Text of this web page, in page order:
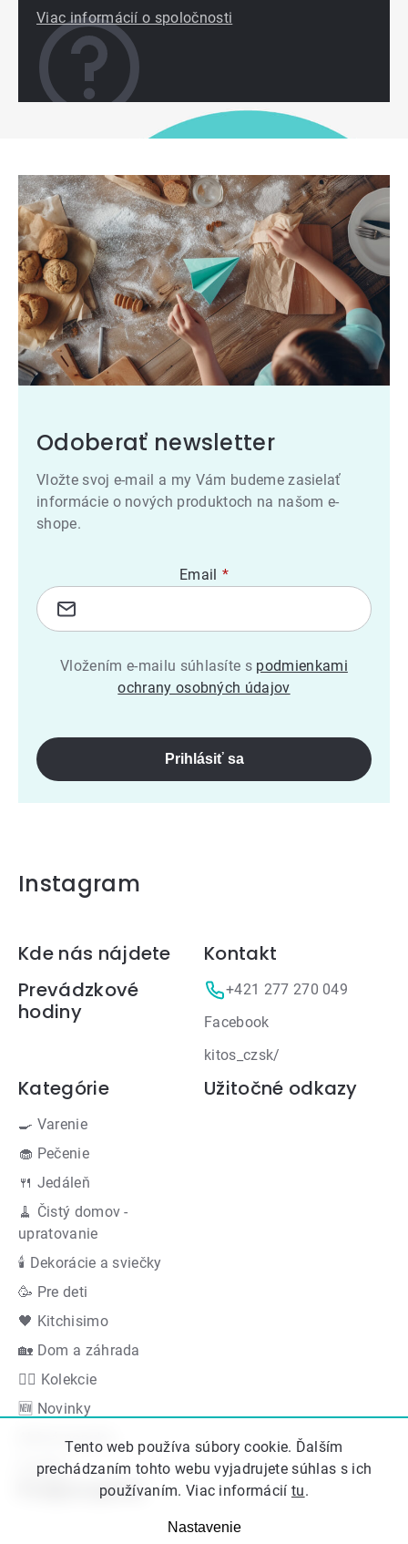
Tento web používa súbory cookie. Ďalším
prechádzaním tohto webu vyjadrujete súhlas s ich
používaním. Viac informácií tu.
Nastavenie
Viac informácií o spoločnosti
Odoberať newsletter
Vložte svoj e-mail a my Vám budeme zasielať
informácie o nových produktoch na našom e-
shope.
Email
Vložením e-mailu súhlasíte s podmienkami
ochrany osobných údajov
Prihlásiť sa
Instagram
Zápätie
Kde nás nájdete
Prevádzkové
hodiny
Kontakt
+421 277 270 049
Facebook
kitos_czsk/
Kategórie
🍳 Varenie
🧁 Pečenie
🍴 Jedáleň
🧹 Čistý domov -
upratovanie
🕯 Dekorácie a sviečky
🥳 Pre deti
🖤 Kitchisimo
🏡 Dom a záhrada
👍🏻 Kolekcie
🆕 Novinky
Akčná ponuka
Značky
Užitočné odkazy
Podporujeme